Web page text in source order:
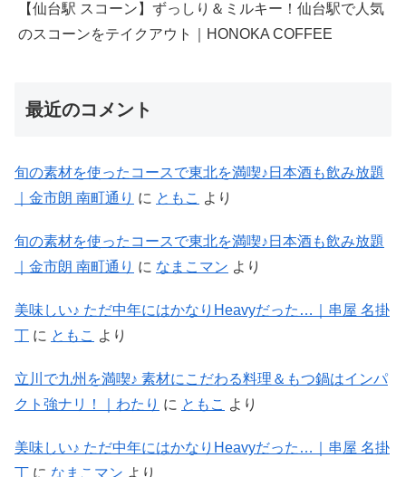
【仙台駅 スコーン】ずっしり＆ミルキー！仙台駅で人気
のスコーンをテイクアウト｜HONOKA COFFEE
最近のコメント
旬の素材を使ったコースで東北を満喫♪日本酒も飲み放題
｜金市朗 南町通り に ともこ より
旬の素材を使ったコースで東北を満喫♪日本酒も飲み放題
｜金市朗 南町通り に なまこマン より
美味しい♪ ただ中年にはかなりHeavyだった…｜串屋 名掛
丁 に ともこ より
立川で九州を満喫♪ 素材にこだわる料理＆もつ鍋はインパ
クト強ナリ！｜わたり に ともこ より
美味しい♪ ただ中年にはかなりHeavyだった…｜串屋 名掛
丁 に なまこマン より